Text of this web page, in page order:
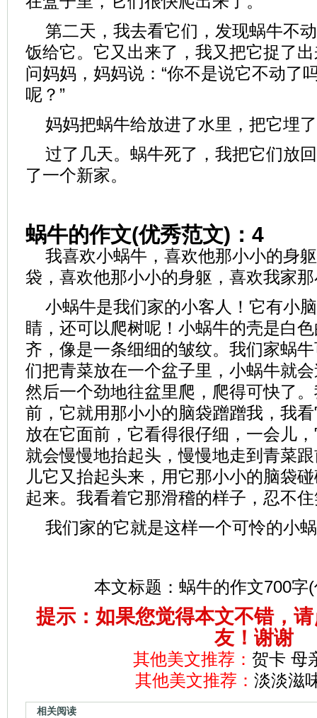
第二天，我去看它们，发现蜗牛不
饭给它。它又出来了，我又把它捉了
问妈妈，妈妈说：“你不是说它不动了
呢？”
妈妈把蜗牛给放进了水里，把它埋
过了几天。蜗牛死了，我把它们放
了一个新家。
蜗牛的作文(优秀范文)：4
我喜欢小蜗牛，喜欢他那小小的身
袋，喜欢他那小小的身躯，喜欢我家那
小蜗牛是我们家的小客人！它有小
睛，还可以爬树呢！小蜗牛的壳是白
齐，像是一条细细的皱纹。我们家蜗
们把青菜放在一个盆子里，小蜗牛就
然后一个劲地往盆里爬，爬得可快了
前，它就用那小小的脑袋蹭蹭我，我
放在它面前，它看得很仔细，一会儿
就会慢慢地抬起头，慢慢地走到青菜
儿它又抬起头来，用它那小小的脑袋
起来。我看着它那滑稽的样子，忍不
我们家的它就是这样一个可怜的小
本文标题： 蜗牛的作文700字
提示：如果您觉得本文不错，
友！谢谢
其他美文推荐： 贺卡 母
其他美文推荐： 淡淡滋
相关阅读